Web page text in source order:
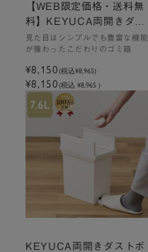
【WEB限定価格・送料無
料】KEYUCA両開きダス
トボックス L（27L）ブラ
ック 2個セット ゴミ箱
見た目はシンプルでも豊富な機能
が備わったこだわりのゴミ箱
¥8,150(税込¥8,965)
¥8,150(税込 ¥8,965 )
KEYUCA両開きダストボ